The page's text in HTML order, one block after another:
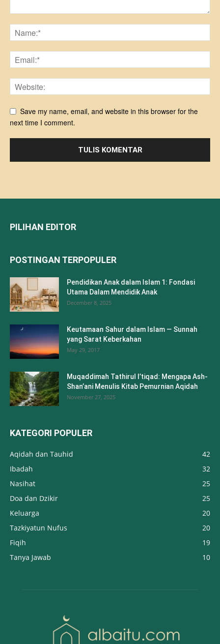
Save my name, email, and website in this browser for the
next time I comment.
PILIHAN EDITOR
POSTINGAN TERPOPULER
Pendidikan Anak dalam Islam 1: Fondasi
Utama Dalam Mendidik Anak
December 8, 2025
Keutamaan Sahur dalam Islam — Sunnah
yang Sarat Keberkahan
May 29, 2017
Muqaddimah Tathirul I’tiqad: Mengapa Ash-
Shan’ani Menulis Kitab Pemurnian Aqidah
November 27, 2025
KATEGORI POPULER
Aqidah dan Tauhid
42
Ibadah
32
Nasihat
25
Doa dan Dzikir
25
Keluarga
20
Tazkiyatun Nufus
20
Fiqih
19
Tanya Jawab
10